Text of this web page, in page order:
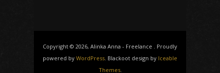
Copyright © 2026, Alinka Anna - Freelance . Proudly
powered by WordPress. Blackoot design by Iceable
Themes.